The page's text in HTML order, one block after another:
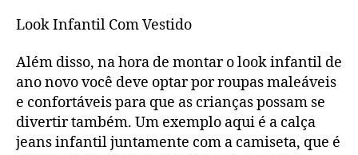
Look Infantil Com Vestido
Além disso, na hora de montar o look infantil de
ano novo você deve optar por roupas maleáveis
e confortáveis para que as crianças possam se
divertir também. Um exemplo aqui é a calça
jeans infantil juntamente com a camiseta, que é